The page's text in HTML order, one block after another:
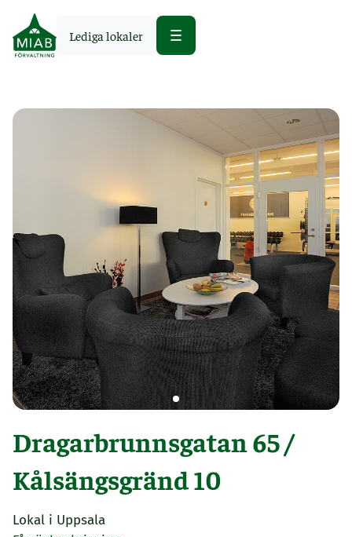
Lediga lokaler
Dragarbrunnsgatan 65 /
Kålsängsgränd 10
Lokal i Uppsala